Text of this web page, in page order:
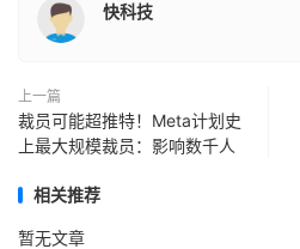
快科技
上一篇
裁员可能超推特！Meta计划史
上最大规模裁员：影响数千人
相关推荐
暂无文章